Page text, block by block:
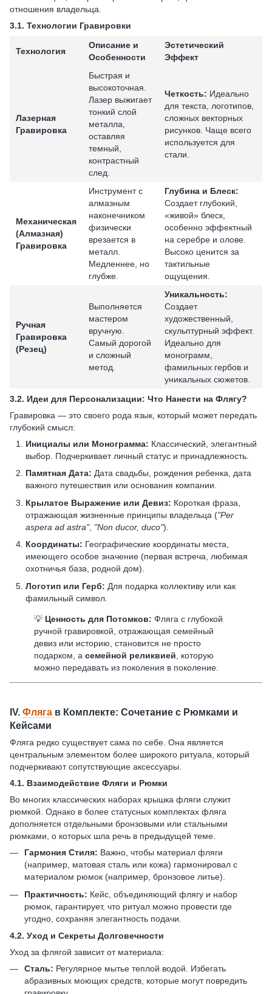
отношения владельца.
3.1. Технологии Гравировки
Технология
Описание и
Особенности
Эстетический
Эффект
Лазерная
Гравировка
Быстрая и
высокоточная.
Лазер выжигает
тонкий слой
металла,
оставляя
темный,
контрастный
след.
Четкость: Идеально
для текста, логотипов,
сложных векторных
рисунков. Чаще всего
используется для
стали.
Механическая
(Алмазная)
Гравировка
Инструмент с
алмазным
наконечником
физически
врезается в
металл.
Медленнее, но
глубже.
Глубина и Блеск:
Создает глубокий,
«живой» блеск,
особенно эффектный
на серебре и олове.
Высоко ценится за
тактильные
ощущения.
Ручная
Гравировка
(Резец)
Выполняется
мастером
вручную.
Самый дорогой
и сложный
метод.
Уникальность:
Создает
художественный,
скульптурный эффект.
Идеально для
монограмм,
фамильных гербов и
уникальных сюжетов.
3.2. Идеи для Персонализации: Что Нанести на Флягу?
Гравировка — это своего рода язык, который может передать
глубокий смысл:
Инициалы или Монограмма: Классический, элегантный
выбор. Подчеркивает личный статус и принадлежность.
Памятная Дата: Дата свадьбы, рождения ребенка, дата
важного путешествия или основания компании.
Крылатое Выражение или Девиз: Короткая фраза,
отражающая жизненные принципы владельца ("Per
aspera ad astra", "Non ducor, duco").
Координаты: Географические координаты места,
имеющего особое значение (первая встреча, любимая
охотничья база, родной дом).
Логотип или Герб: Для подарка коллективу или как
фамильный символ.
💡 Ценность для Потомков: Фляга с глубокой
ручной гравировкой, отражающая семейный
девиз или историю, становится не просто
подарком, а семейной реликвией , которую
можно передавать из поколения в поколение.
IV. Фляга в Комплекте: Сочетание с Рюмками и
Кейсами
Фляга редко существует сама по себе. Она является
центральным элементом более широкого ритуала, который
подчеркивают сопутствующие аксессуары.
4.1. Взаимодействие Фляги и Рюмки
Во многих классических наборах крышка фляги служит
рюмкой. Однако в более статусных комплектах фляга
дополняется отдельными бронзовыми или стальными
рюмками, о которых шла речь в предыдущей теме.
Гармония Стиля: Важно, чтобы материал фляги
(например, матовая сталь или кожа) гармонировал с
материалом рюмок (например, бронзовое литье).
Практичность: Кейс, объединяющий флягу и набор
рюмок, гарантирует, что ритуал можно провести где
угодно, сохраняя элегантность подачи.
4.2. Уход и Секреты Долговечности
Уход за флягой зависит от материала:
Сталь: Регулярное мытье теплой водой. Избегать
абразивных моющих средств, которые могут повредить